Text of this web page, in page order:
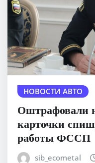
НОВОСТИ АВТО
Оштрафовали
карточки
работы ФССП
sib_ecometal